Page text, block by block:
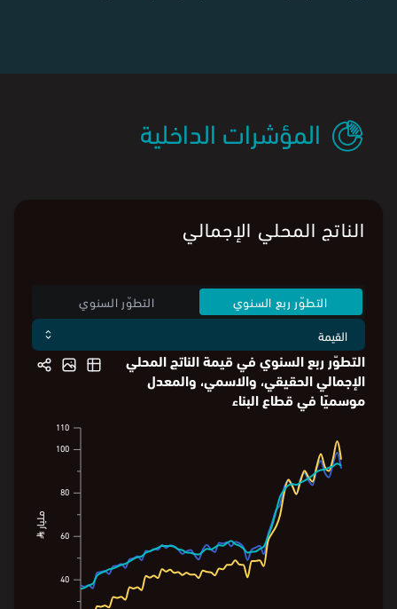
المؤشرات الداخلية
الناتج المحلي الإجمالي
التطوّر ربع السنوي التطوّر السنوي
التطوّر ربع السنوي في قيمة الناتج المحلي
الإجمالي الحقيقي، والاسمي، والمعدل
موسميًا في قطاع البناء
110
100
80
60
40
مليار ⃁
110
100
80
60
40
مليار ⃁